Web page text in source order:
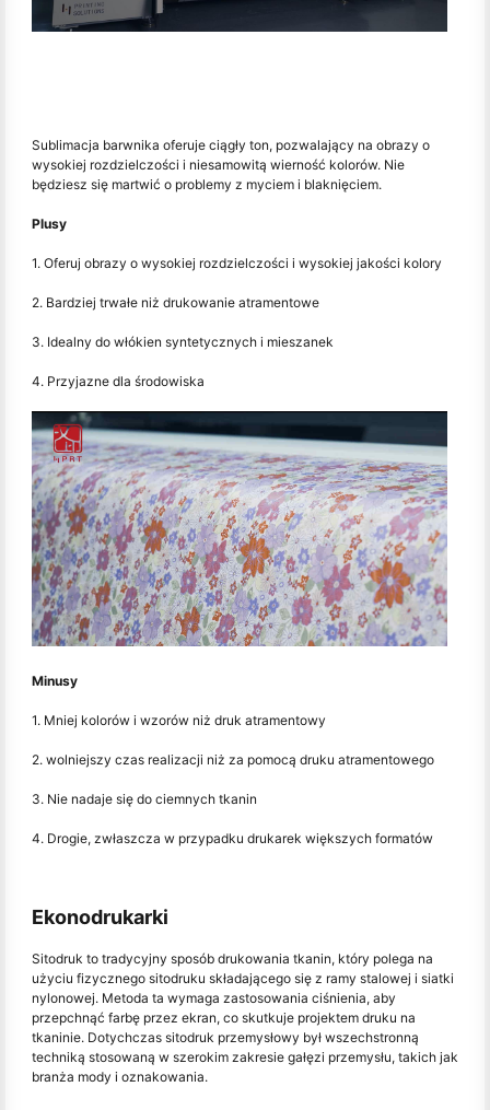
Sublimacja barwnika oferuje ciągły ton, pozwalający na obrazy o
wysokiej rozdzielczości i niesamowitą wierność kolorów. Nie
będziesz się martwić o problemy z myciem i blaknięciem.
Plusy
1. Oferuj obrazy o wysokiej rozdzielczości i wysokiej jakości kolory
2. Bardziej trwałe niż drukowanie atramentowe
3. Idealny do włókien syntetycznych i mieszanek
4. Przyjazne dla środowiska
Minusy
1. Mniej kolorów i wzorów niż druk atramentowy
2. wolniejszy czas realizacji niż za pomocą druku atramentowego
3. Nie nadaje się do ciemnych tkanin
4. Drogie, zwłaszcza w przypadku drukarek większych formatów
Ekonodrukarki
Sitodruk to tradycyjny sposób drukowania tkanin, który polega na
użyciu fizycznego sitodruku składającego się z ramy stalowej i siatki
nylonowej. Metoda ta wymaga zastosowania ciśnienia, aby
przepchnąć farbę przez ekran, co skutkuje projektem druku na
tkaninie. Dotychczas sitodruk przemysłowy był wszechstronną
techniką stosowaną w szerokim zakresie gałęzi przemysłu, takich jak
branża mody i oznakowania.